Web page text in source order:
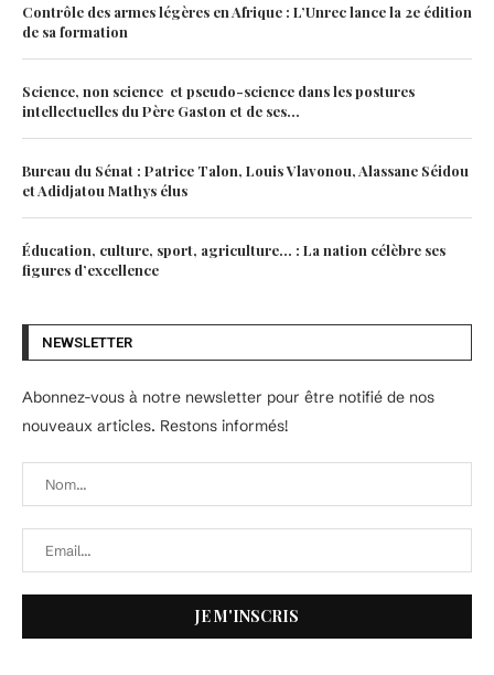
Contrôle des armes légères en Afrique : L’Unrec lance la 2e édition
de sa formation
Science, non science et pseudo-science dans les postures
intellectuelles du Père Gaston et de ses...
Bureau du Sénat : Patrice Talon, Louis Vlavonou, Alassane Séidou
et Adidjatou Mathys élus
Éducation, culture, sport, agriculture… : La nation célèbre ses
figures d’excellence
NEWSLETTER
Abonnez-vous à notre newsletter pour être notifié de nos
nouveaux articles. Restons informés!